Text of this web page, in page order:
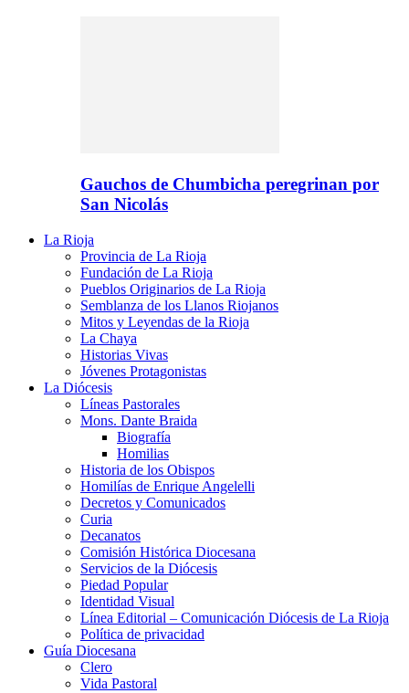
Gauchos de Chumbicha peregrinan por
San Nicolás
La Rioja
Provincia de La Rioja
Fundación de La Rioja
Pueblos Originarios de La Rioja
Semblanza de los Llanos Riojanos
Mitos y Leyendas de la Rioja
La Chaya
Historias Vivas
Jóvenes Protagonistas
La Diócesis
Líneas Pastorales
Mons. Dante Braida
Biografía
Homilias
Historia de los Obispos
Homilías de Enrique Angelelli
Decretos y Comunicados
Curia
Decanatos
Comisión Histórica Diocesana
Servicios de la Diócesis
Piedad Popular
Identidad Visual
Línea Editorial – Comunicación Diócesis de La Rioja
Política de privacidad
Guía Diocesana
Clero
Vida Pastoral